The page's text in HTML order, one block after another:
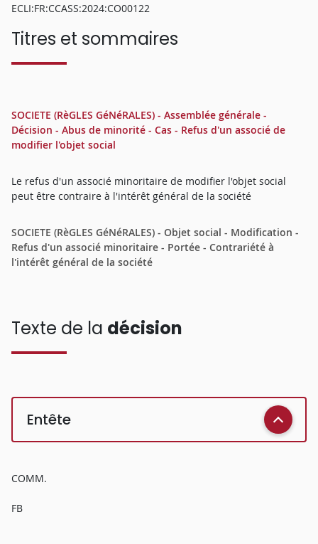
ECLI:FR:CCASS:2024:CO00122
Titres et sommaires
SOCIETE (RèGLES GéNéRALES) - Assemblée générale -
Décision - Abus de minorité - Cas - Refus d'un associé de
modifier l'objet social
Le refus d'un associé minoritaire de modifier l'objet social
peut être contraire à l'intérêt général de la société
SOCIETE (RèGLES GéNéRALES) - Objet social - Modification -
Refus d'un associé minoritaire - Portée - Contrariété à
l'intérêt général de la société
Texte de la décision
Entête
COMM.
FB